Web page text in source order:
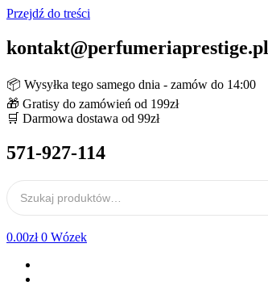
Przejdź do treści
kontakt@perfumeriaprestige.pl
📦 Wysyłka tego samego dnia - zamów do 14:00
🎁 Gratisy do zamówień od 199zł
🛒 Darmowa dostawa od 99zł
571-927-114
0.00zł 0 Wózek